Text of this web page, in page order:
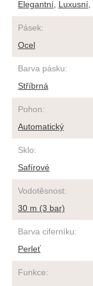
Elegantní Luxusní
Pásek:
Ocel
Barva pásku:
Stříbrná
Pohon:
Automatický
Sklo:
Safírové
Vodotěsnost:
30 m (3 bar)
Barva ciferníku:
Perleť
Funkce: